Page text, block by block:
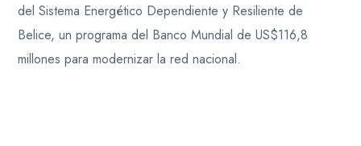
del Sistema Energético Dependiente y Resiliente de
Belice, un programa del Banco Mundial de US$116,8
millones para modernizar la red nacional.